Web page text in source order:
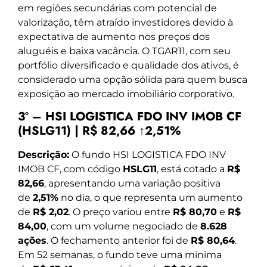
em regiões secundárias com potencial de
valorização, têm atraído investidores devido à
expectativa de aumento nos preços dos
aluguéis e baixa vacância. O TGAR11, com seu
portfólio diversificado e qualidade dos ativos, é
considerado uma opção sólida para quem busca
exposição ao mercado imobiliário corporativo.
3º – HSI LOGISTICA FDO INV IMOB CF
(HSLG11) | R$ 82,66 ↑2,51%
Descrição: O fundo HSI LOGISTICA FDO INV
IMOB CF, com código HSLG11, está cotado a R$
82,66, apresentando uma variação positiva
de 2,51% no dia, o que representa um aumento
de R$ 2,02. O preço variou entre R$ 80,70 e R$
84,00, com um volume negociado de 8.628
ações. O fechamento anterior foi de R$ 80,64.
Em 52 semanas, o fundo teve uma mínima